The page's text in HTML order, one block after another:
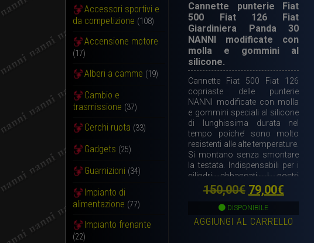
Accessori sportivi e
da competizione (108)
Accensione motore
(17)
Alberi a camme (19)
Cambio e
trasmissione (37)
Cerchi ruota (33)
Gadgets (25)
Guarnizioni (34)
Impianto di
alimentazione (77)
Impianto frenante
(22)
Cannette punterie Fiat
500 Fiat 126 Fiat
Giardiniera Panda 30
NANNI modificate con
molla e gommini al
silicone.
Cannette Fiat 500 Fiat 126
copriaste delle punterie
NANNI modificate con molla
e gommini speciali al silicone
di lunghissima durata nel
tempo poiche’ sono molto
resistenti alle alte temperature.
Si montano senza smontare
la testata. Indispensabili per i
cilindri abbassati. I nostri
astucci hanno 2 oil rings
all’interno per una migliore
tenuta ai gas compressi e
hanno le molle deidrogenate.
150,00€ Il
prezzo
originale
79,00€Il
attuale
DISPONIBILE
AGGIUNGI AL CARRELLO